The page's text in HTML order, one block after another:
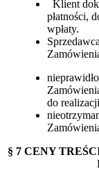
Klient
płatności,
wpłaty.
do
§ 7 CENY